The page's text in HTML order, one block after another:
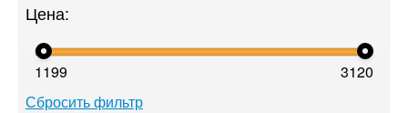
Цена:
1199
3120
Сбросить фильтр